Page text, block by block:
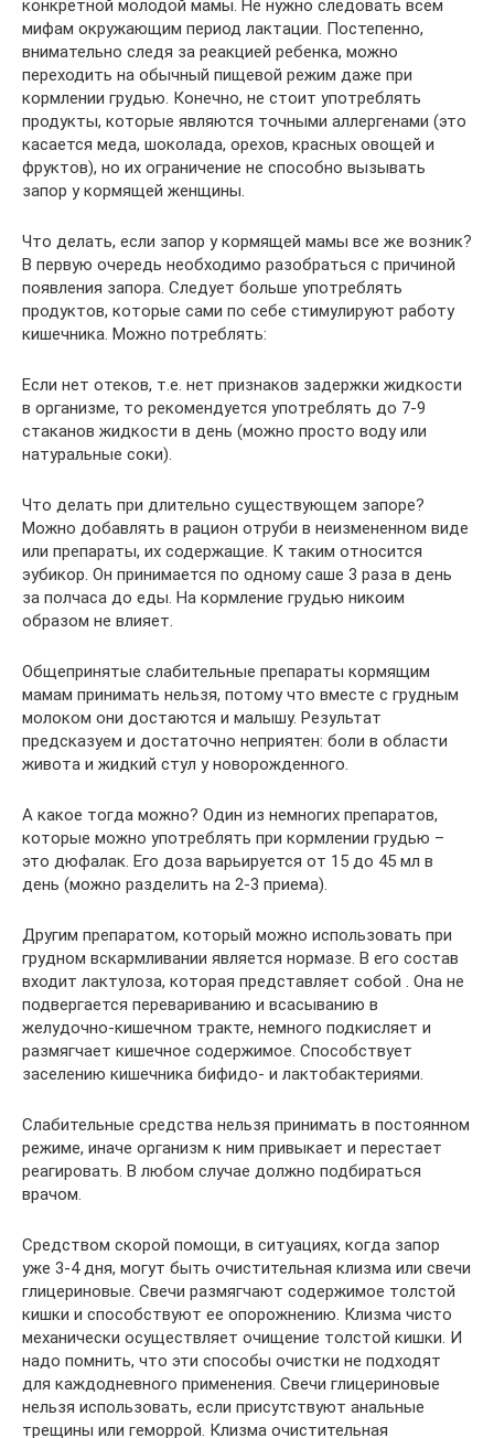
конкретной молодой мамы. Не нужно следовать всем
мифам окружающим период лактации. Постепенно,
внимательно следя за реакцией ребенка, можно
переходить на обычный пищевой режим даже при
кормлении грудью. Конечно, не стоит употреблять
продукты, которые являются точными аллергенами (это
касается меда, шоколада, орехов, красных овощей и
фруктов), но их ограничение не способно вызывать
запор у кормящей женщины.
Что делать, если запор у кормящей мамы все же возник?
В первую очередь необходимо разобраться с причиной
появления запора. Следует больше употреблять
продуктов, которые сами по себе стимулируют работу
кишечника. Можно потреблять:
Если нет отеков, т.е. нет признаков задержки жидкости
в организме, то рекомендуется употреблять до 7-9
стаканов жидкости в день (можно просто воду или
натуральные соки).
Что делать при длительно существующем запоре?
Можно добавлять в рацион отруби в неизмененном виде
или препараты, их содержащие. К таким относится
эубикор. Он принимается по одному саше 3 раза в день
за полчаса до еды. На кормление грудью никоим
образом не влияет.
Общепринятые слабительные препараты кормящим
мамам принимать нельзя, потому что вместе с грудным
молоком они достаются и малышу. Результат
предсказуем и достаточно неприятен: боли в области
живота и жидкий стул у новорожденного.
А какое тогда можно? Один из немногих препаратов,
которые можно употреблять при кормлении грудью –
это дюфалак. Его доза варьируется от 15 до 45 мл в
день (можно разделить на 2-3 приема).
Другим препаратом, который можно использовать при
грудном вскармливании является нормазе. В его состав
входит лактулоза, которая представляет собой . Она не
подвергается перевариванию и всасыванию в
желудочно-кишечном тракте, немного подкисляет и
размягчает кишечное содержимое. Способствует
заселению кишечника бифидо- и лактобактериями.
Слабительные средства нельзя принимать в постоянном
режиме, иначе организм к ним привыкает и перестает
реагировать. В любом случае должно подбираться
врачом.
Средством скорой помощи, в ситуациях, когда запор
уже 3-4 дня, могут быть очистительная клизма или свечи
глицериновые. Свечи размягчают содержимое толстой
кишки и способствуют ее опорожнению. Клизма чисто
механически осуществляет очищение толстой кишки. И
надо помнить, что эти способы очистки не подходят
для каждодневного применения. Свечи глицериновые
нельзя использовать, если присутствуют анальные
трещины или геморрой. Клизма очистительная